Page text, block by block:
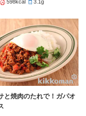
598kcal 3.1g
と焼肉のたれで！ガパオ